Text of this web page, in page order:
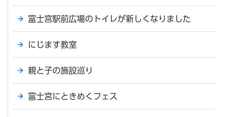
富士宮駅前広場のトイレが新しくなりました
にじます教室
親と子の施設巡り
富士宮にときめくフェス